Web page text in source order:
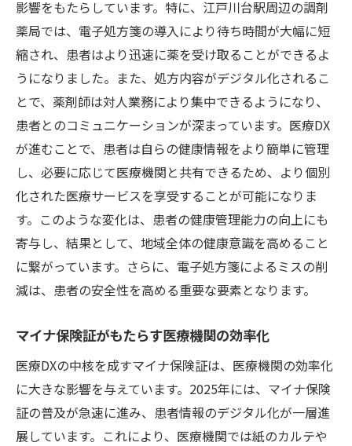
医療DXが生む新たな医療機関の未来
未来の医療施設のあり方とデジタル化
患者中心の医療体験を実現する仕組み
データ駆動型の医療サービスの導入
遠隔医療が変える医療の新常識
医療機関間の垣根を超える情報共有の実現
医療DXが生み出す新しいケアモデル
2025年に向けた医療DXとスキルアップの秘訣
未来を見据えたスキルセットの構築
医療DXの進化に対応するための具体策
研修制度を活用した効果的なスキルアップ
変化に柔軟に対応する思考法
電子処方箋がもたらす医療体験の変化とは
患者の利便性を高める電子処方箋
影響をもたらしています。特に、江戸川台駅周辺の調剤
薬局では、電子処方箋の導入により待ち時間が大幅に短
縮され、患者はより迅速に薬を受け取ることができるよ
うになりました。また、処方内容がデジタル化されるこ
とで、薬剤師は対人業務により集中できるようになり、
患者とのコミュニケーションが深まっています。医療DX
が進むことで、患者は自らの健康情報をより簡単に管理
し、必要に応じて医療機関と共有できるため、より個別
化された医療サービスを享受することが可能になりま
す。このような変化は、患者の健康管理能力の向上にも
寄与し、結果として、地域全体の健康意識を高めること
に繋がっています。さらに、電子処方箋によるミスの削
減は、患者の安全性を高める重要な要素となります。
マイナ保険証がもたらす医療機関の効率化
医療DXの中核を成すマイナ保険証は、医療機関の効率化
に大きな影響を与えています。2025年には、マイナ保険
証の普及が急速に進み、患者情報のデジタル化が一層進
展しています。これにより、医療機関では紙のカルテや